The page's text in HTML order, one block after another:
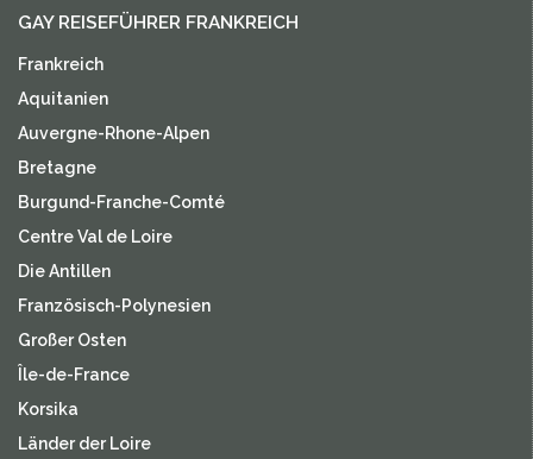
GAY REISEFÜHRER FRANKREICH
Frankreich
Aquitanien
Auvergne-Rhone-Alpen
Bretagne
Burgund-Franche-Comté
Centre Val de Loire
Die Antillen
Französisch-Polynesien
Großer Osten
Île-de-France
Korsika
Länder der Loire